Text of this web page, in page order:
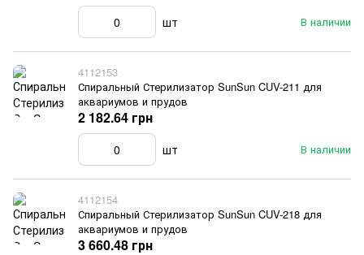
В наличии
шт
4112153
Спиральный Стерилизатор SunSun CUV-211 для
аквариумов и прудов
В наличии
2 182.64 грн
шт
4112154
Спиральный Стерилизатор SunSun CUV-218 для
аквариумов и прудов
3 660.48 грн